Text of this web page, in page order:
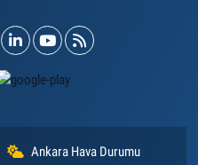
Ankara Hava Durumu